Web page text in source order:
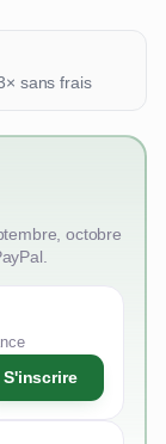
sans frais
octobre
S'inscrire